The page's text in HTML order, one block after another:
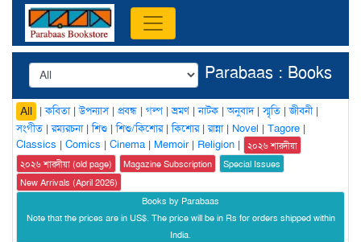
Parabaas : Books
All |কবিতা|উপন্যাস| প্রবন্ধ | গল্প |ভ্রমণ|নাটক |অনুবাদ|স্মৃতি |জীবনী|
সংগীত |রম্যরচনা|শিশু |শিশু/কিশোর|কিশোর|রান্না| Novel | Tagore |
Classics | Comics | Cinema | Memoir| Religion |
২০২৬ শারদীয়া
২০২৬ শারদীয়া (old page)
Magazine Subscription
Special Issues
New Arrivals (April 2026)
Books by Parabaas
Note that the prices are in US$. The price will be in Rs for orders shipped within
India.